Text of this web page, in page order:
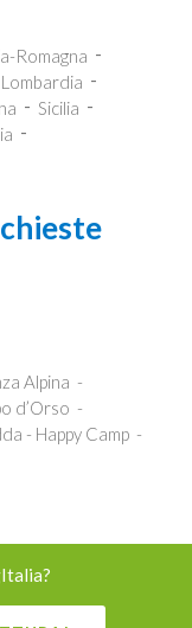
Romagna
Lombardia
Sicilia
Alpina
d’Orso
- Happy Camp